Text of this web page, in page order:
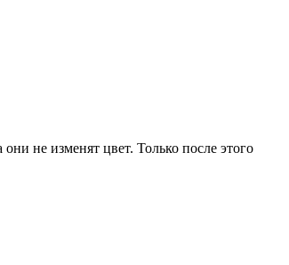
не изменят цвет. Только после этого